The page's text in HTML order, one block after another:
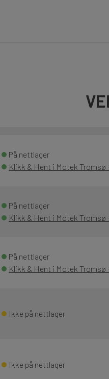
På nettlager
Klikk & Hent i Motek Tromsø
På nettlager
Klikk & Hent i Motek Tromsø
På nettlager
Klikk & Hent i Motek Tromsø
Ikke på nettlager
Ikke på nettlager